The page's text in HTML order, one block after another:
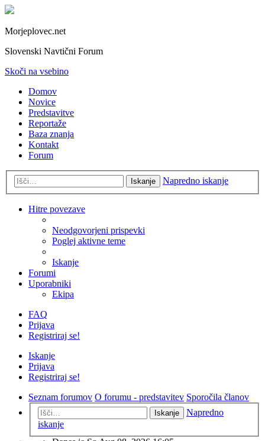
Morjeplovec.net
Slovenski Navtični Forum
Skoči na vsebino
Domov
Novice
Predstavitve
Reportaže
Baza znanja
Kontakt
Forum
Iskanje Napredno iskanje
Hitre povezave
Neodgovorjeni prispevki
Poglej aktivne teme
Iskanje
Forumi
Uporabniki
Ekipa
FAQ
Prijava
Registriraj se!
Iskanje
Prijava
Registriraj se!
Seznam forumov O forumu - predstavitev Sporočila članov
Iskanje
Napredno
iskanje